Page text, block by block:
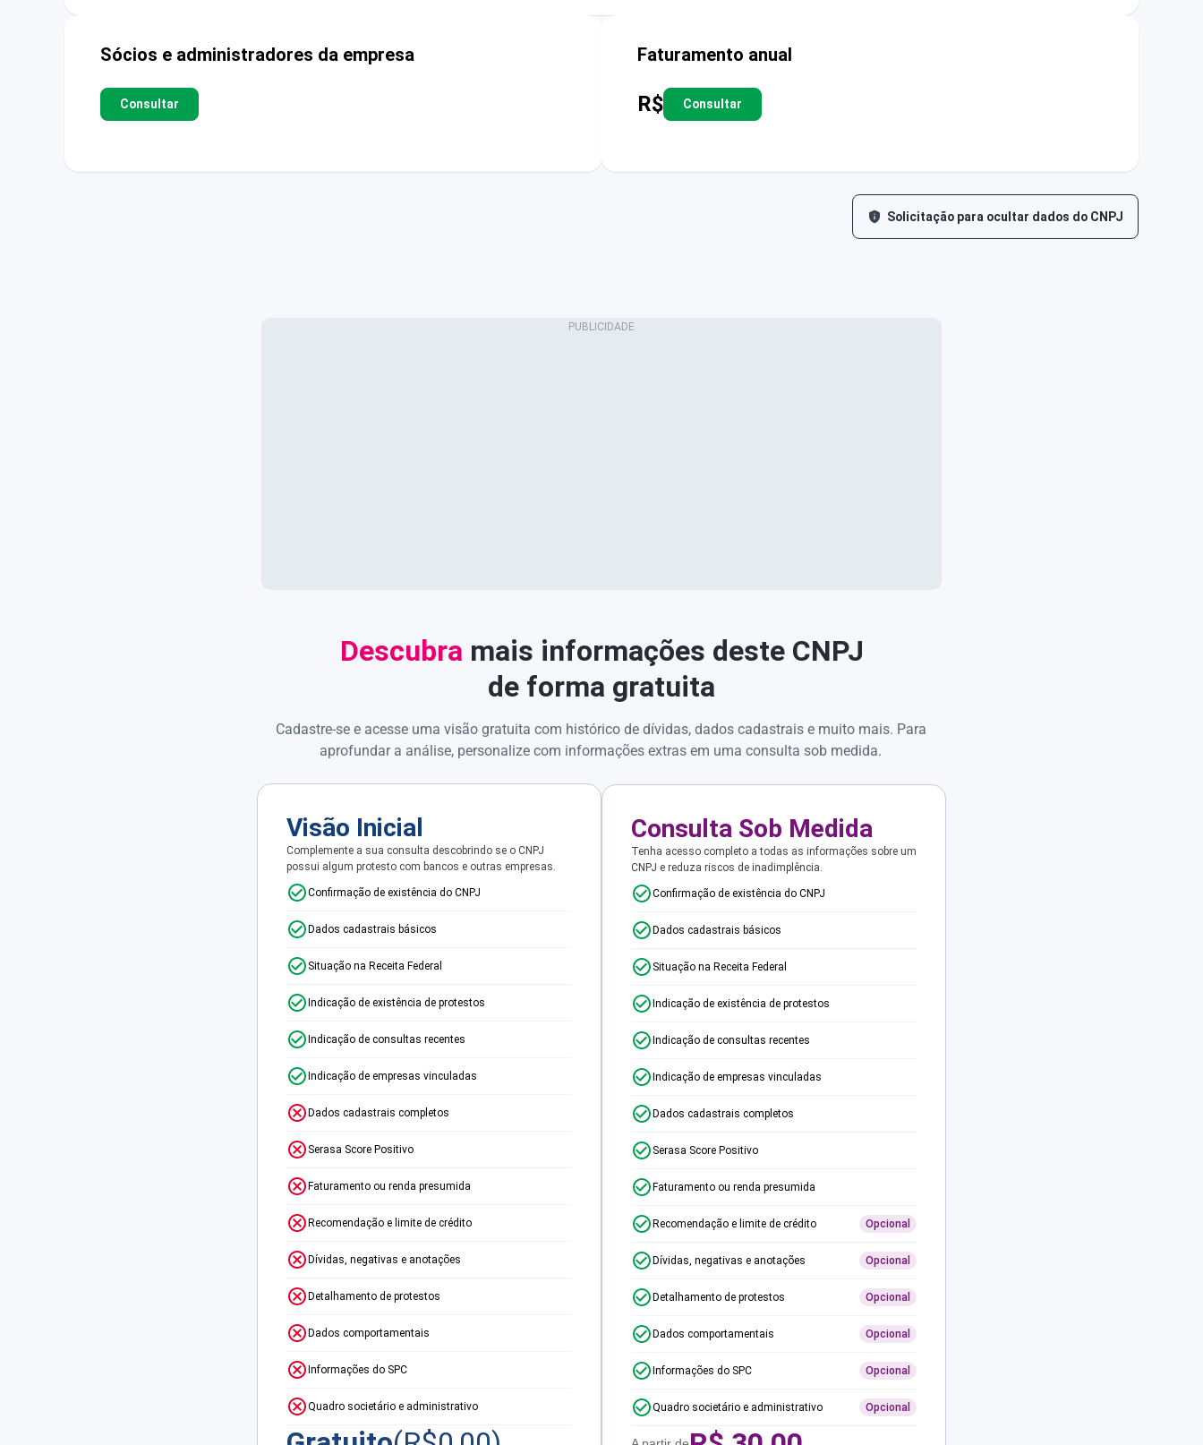
Sócios e administradores da empresa
Consultar
Faturamento anual
R$ Consultar
Solicitação para ocultar dados do CNPJ
Descubra mais informações deste CNPJ
de forma gratuita
Cadastre-se e acesse uma visão gratuita com histórico de dívidas, dados cadastrais e muito mais. Para
aprofundar a análise, personalize com informações extras em uma consulta sob medida.
Visão Inicial
Complemente a sua consulta descobrindo se o CNPJ
possui algum protesto com bancos e outras empresas.
Confirmação de existência do CNPJ
Dados cadastrais básicos
Situação na Receita Federal
Indicação de existência de protestos
Indicação de consultas recentes
Indicação de empresas vinculadas
Dados cadastrais completos
Serasa Score Positivo
Faturamento ou renda presumida
Recomendação e limite de crédito
Dívidas, negativas e anotações
Detalhamento de protestos
Dados comportamentais
Informações do SPC
Quadro societário e administrativo
Consulta Sob Medida
Tenha acesso completo a todas as informações sobre um
CNPJ e reduza riscos de inadimplência.
Confirmação de existência do CNPJ
Dados cadastrais básicos
Situação na Receita Federal
Indicação de existência de protestos
Indicação de consultas recentes
Indicação de empresas vinculadas
Dados cadastrais completos
Serasa Score Positivo
Faturamento ou renda presumida
Recomendação e limite de crédito Opcional
Dívidas, negativas e anotações Opcional
Detalhamento de protestos Opcional
Dados comportamentais Opcional
Informações do SPC Opcional
Quadro societário e administrativo Opcional